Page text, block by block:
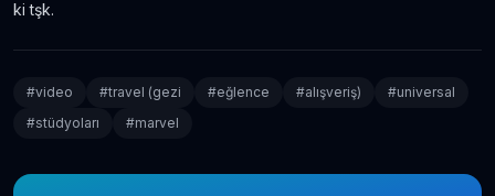
ki tşk.
#video #travel (gezi #eğlence #alışveriş) #universal
#stüdyoları #marvel